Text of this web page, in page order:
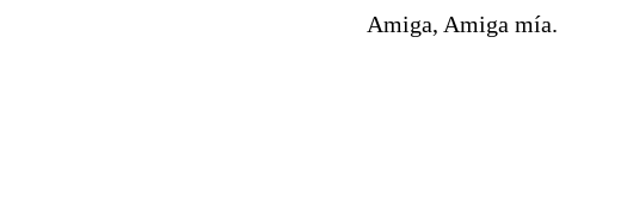
Amiga, Amiga mía.